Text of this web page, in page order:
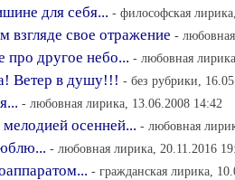
для себя... - философская
свое отражение -
про другое небо... - любовная
Ветер в душу!!! - без рубрики,
- любовная лирика, 13.06.2008 14:42
осенней... - любовная
- любовная лирика, 20.11.2016
- гражданская лирика,